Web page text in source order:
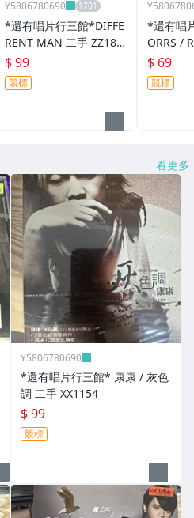
Y5806780690
*還有唱片行三館*DIFFE
RENT MAN 二手 ZZ189
36(競標)
$ 99
競標
*還有唱
ORRS /
918(需
$ 69
競標
看更多
Y5806780690
*還有唱片行三館* 康康 / 灰色
調 二手 XX1154
$ 99
競標